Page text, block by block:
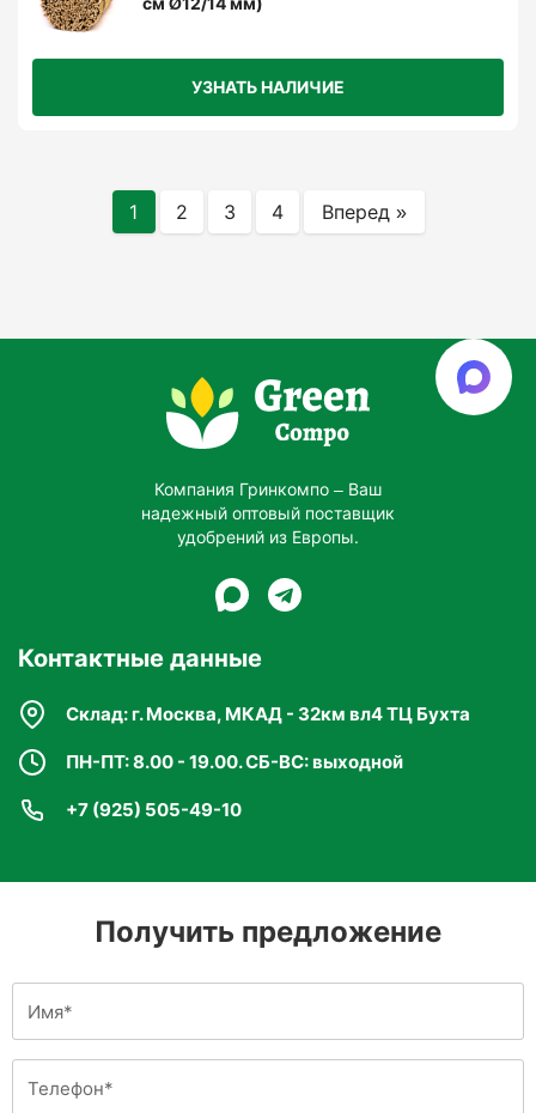
УЗНАТЬ НАЛИЧИЕ
1 2 3 4 Вперед »
Компания Гринкомпо – Ваш
надежный оптовый поставщик
удобрений из Европы.
Контактные данные
Склад: г. Москва, МКАД - 32км вл4 ТЦ Бухта
ПН-ПТ: 8.00 - 19.00. СБ-ВС: выходной
+7 (925) 505-49-10
Получить предложение